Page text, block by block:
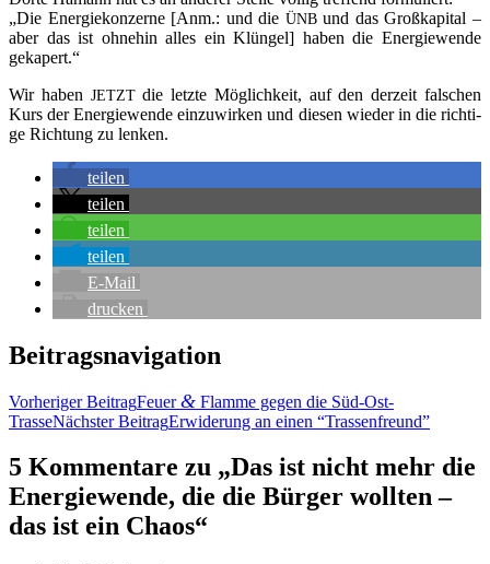
„Die Ener­gie­kon­zer­ne [Anm.: und die ÜNBund das Groß­ka­pi­tal –
aber das ist ohne­hin alles ein Klün­gel] haben die Ener­gie­wen­de
gekapert.“
Wir haben JETZTdie letz­te Mög­lich­keit, auf den der­zeit fal­schen
Kurs der Ener­gie­wen­de ein­zu­wir­ken und die­sen wie­der in die rich­ti­
ge Rich­tung zu lenken.
tei­len
tei­len
tei­len
tei­len
E‑Mail
dru­cken
Beitragsnavigation
Vorheriger BeitragFeu­er& Flam­me gegen die Süd-Ost-
TrasseNächster BeitragErwi­de­rung an einen “Tras­sen­freund”
5 Kommentare zu „Das ist nicht mehr die
Ener­gie­wen­de, die die Bür­ger woll­ten –
das ist ein Chaos“